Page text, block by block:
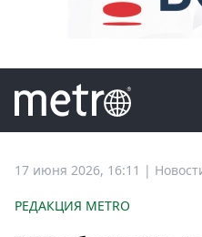
Все
17 июня 2026, 16:11 |
РЕДАКЦИЯ METRO